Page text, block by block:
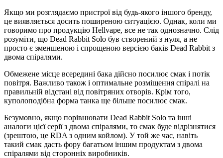
Якщо ми розглядаємо пристрої від будь-якого іншого бренду,
це виявляється досить поширеною ситуацією. Однак, коли ми
говоримо про продукцію Hellvape, все не так однозначно. Слід
розуміти, що Dead Rabbit Solo був створений з нуля, а не
просто є зменшеною і спрощеною версією баків Dead Rabbit з
двома спіралями.
Обмежене місце всередині бака дійсно посилює смак і потік
повітря. Важливо також і оптимальне розміщення спіралі на
правильній відстані від повітряних отворів. Крім того,
куполоподібна форма танка ще більше посилює смак.
Безумовно, якщо порівнювати Dead Rabbit Solo та інші
аналоги цієї серії з двома спіралями, то смак буде відрізнятися
(зрештою, це RDA з одним койлом). У той же час, навіть
такий смак дасть фору багатьом іншим продуктам з двома
спіралями від сторонніх виробників.